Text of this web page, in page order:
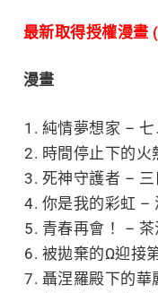
最新取得授權漫畫
漫畫
純情夢想家 – 七
時間停止下的
死神守護者 –
你是我的彩虹 –
青春再會！ –
被拋棄的Ω迎接
聶涅羅殿下的